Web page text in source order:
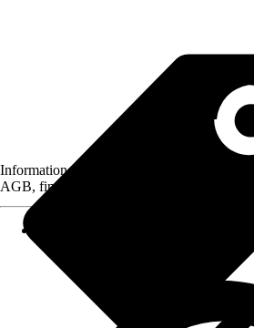
Informationen des Verkäufers, wie z. B.
AGB, finden Sie bei Klick auf den